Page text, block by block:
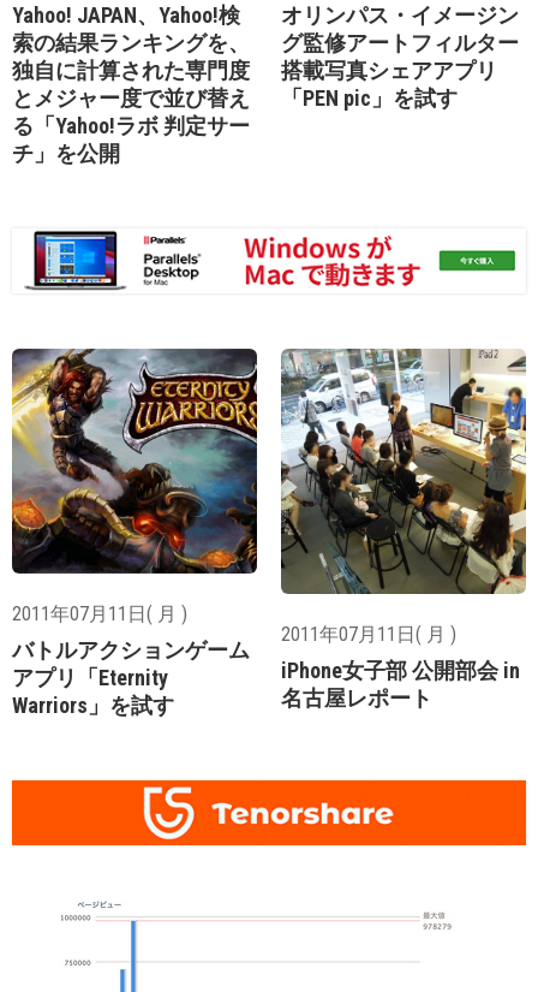
Yahoo! JAPAN、Yahoo!検
索の結果ランキングを、
独自に計算された専門度
とメジャー度で並び替え
る「Yahoo!ラボ 判定サー
チ」を公開
オリンパス・イメージン
グ監修アートフィルター
搭載写真シェアアプリ
「PEN pic」を試す
2011年07月11日( 月 )
バトルアクションゲーム
アプリ「Eternity
Warriors」を試す
2011年07月11日( 月 )
iPhone女子部 公開部会 in
名古屋レポート